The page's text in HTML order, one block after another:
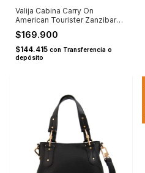
Valija Cabina Carry On
American Tourister Zanzibar
20" PP Naranaja
$169.900
$144.415 con Transferencia o
depósito